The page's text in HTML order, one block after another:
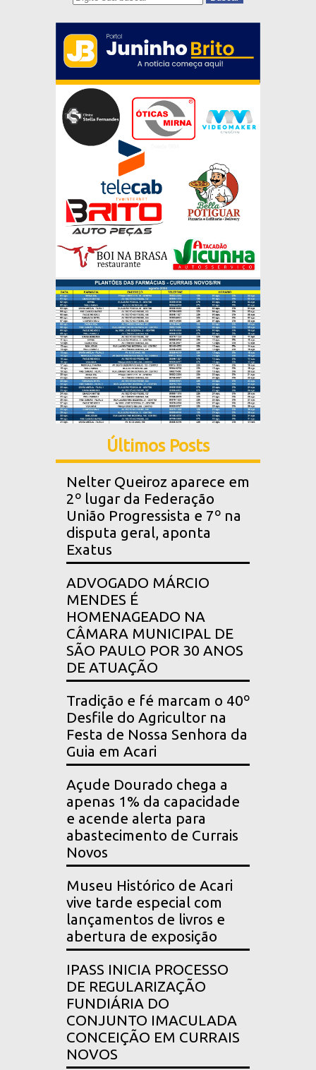
Últimos Posts
Nelter Queiroz aparece em
2º lugar da Federação
União Progressista e 7º na
disputa geral, aponta
Exatus
ADVOGADO MÁRCIO
MENDES É
HOMENAGEADO NA
CÂMARA MUNICIPAL DE
SÃO PAULO POR 30 ANOS
DE ATUAÇÃO
Tradição e fé marcam o 40º
Desfile do Agricultor na
Festa de Nossa Senhora da
Guia em Acari
Açude Dourado chega a
apenas 1% da capacidade
e acende alerta para
abastecimento de Currais
Novos
Museu Histórico de Acari
vive tarde especial com
lançamentos de livros e
abertura de exposição
IPASS INICIA PROCESSO
DE REGULARIZAÇÃO
FUNDIÁRIA DO
CONJUNTO IMACULADA
CONCEIÇÃO EM CURRAIS
NOVOS